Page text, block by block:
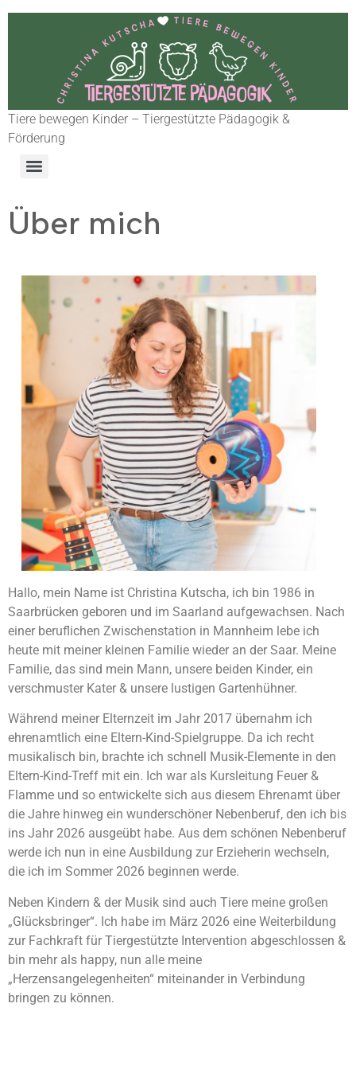
Tiere bewegen Kinder – Tiergestützte Pädagogik &
Förderung
Über mich
Hallo, mein Name ist Christina Kutscha, ich bin 1986 in
Saarbrücken geboren und im Saarland aufgewachsen. Nach
einer beruflichen Zwischenstation in Mannheim lebe ich
heute mit meiner kleinen Familie wieder an der Saar. Meine
Familie, das sind mein Mann, unsere beiden Kinder, ein
verschmuster Kater & unsere lustigen Gartenhühner.
Während meiner Elternzeit im Jahr 2017 übernahm ich
ehrenamtlich eine Eltern-Kind-Spielgruppe. Da ich recht
musikalisch bin, brachte ich schnell Musik-Elemente in den
Eltern-Kind-Treff mit ein. Ich war als Kursleitung Feuer &
Flamme und so entwickelte sich aus diesem Ehrenamt über
die Jahre hinweg ein wunderschöner Nebenberuf, den ich bis
ins Jahr 2026 ausgeübt habe. Aus dem schönen Nebenberuf
werde ich nun in eine Ausbildung zur Erzieherin wechseln,
die ich im Sommer 2026 beginnen werde.
Neben Kindern & der Musik sind auch Tiere meine großen
„Glücksbringer“. Ich habe im März 2026 eine Weiterbildung
zur Fachkraft für Tiergestützte Intervention abgeschlossen &
bin mehr als happy, nun alle meine
„Herzensangelegenheiten“ miteinander in Verbindung
bringen zu können.